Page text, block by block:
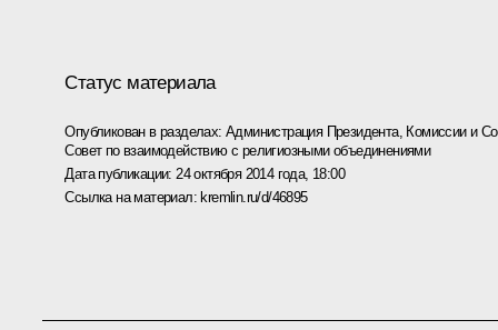
Статус материала
Опубликован в разделах: Администрация Президента, Комиссии и
Совет по взаимодействию с религиозными объединениями
Дата публикации: 24 октября 2014 года, 18:00
Ссылка на материал: kremlin.ru/d/46895